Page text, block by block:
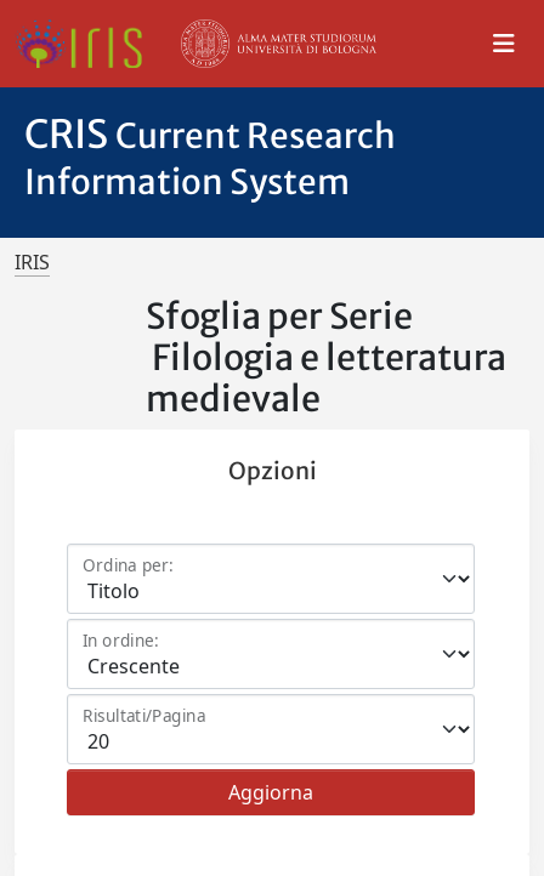
CRIS Current Research
Information System
IRIS
Sfoglia per Serie
Filologia e letteratura
medievale
Opzioni
Ordina per:
In ordine:
Risultati/Pagina